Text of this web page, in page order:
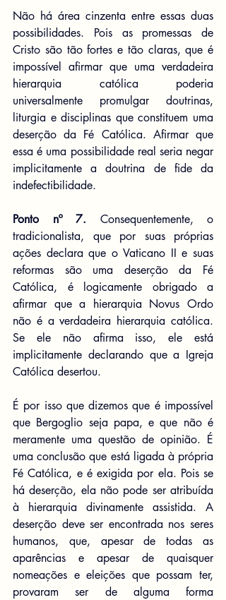
Não há área cinzenta entre essas duas
possibilidades. Pois as promessas de
Cristo são tão fortes e tão claras, que é
impossível afirmar que uma verdadeira
hierarquia católica poderia
universalmente promulgar doutrinas,
liturgia e disciplinas que constituem uma
deserção da Fé Católica. Afirmar que
essa é uma possibilidade real seria negar
implicitamente a doutrina de fide da
indefectibilidade.
Ponto nº 7. Consequentemente, o
tradicionalista, que por suas próprias
ações declara que o Vaticano II e suas
reformas são uma deserção da Fé
Católica, é logicamente obrigado a
afirmar que a hierarquia Novus Ordo
não é a verdadeira hierarquia católica.
Se ele não afirma isso, ele está
implicitamente declarando que a Igreja
Católica desertou.
É por isso que dizemos que é impossível
que Bergoglio seja papa, e que não é
meramente uma questão de opinião. É
uma conclusão que está ligada à própria
Fé Católica, e é exigida por ela. Pois se
há deserção, ela não pode ser atribuída
à hierarquia divinamente assistida. A
deserção deve ser encontrada nos seres
humanos, que, apesar de todas as
aparências e apesar de quaisquer
nomeações e eleições que possam ter,
provaram ser de alguma forma